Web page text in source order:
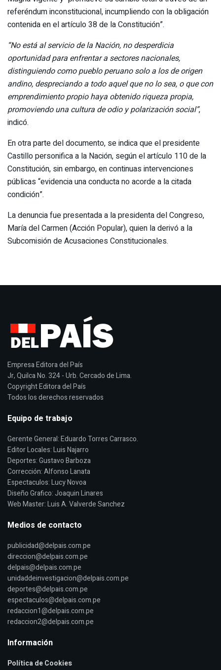
referéndum inconstitucional, incumpliendo con la obligación
contenida en el artículo 38 de la Constitución”.
“No está al servicio de la Nación, no desperdicia
oportunidad para enfrentar a sectores nacionales,
distinguiendo como pueblo peruano solo a los de origen
andino, despreciando a todo aquel que no lo sea, o que con
emprendimiento propio haya obtenido riqueza propia,
promoviendo una cultura de odio y polarización social”,
indicó.
En otra parte del documento, se indica que el presidente
Castillo personifica a la Nación, según el artículo 110 de la
Constitución, sin embargo, en continuas intervenciones
públicas “evidencia una conducta no acorde a la citada
condición”.
La denuncia fue presentada a la presidenta del Congreso,
María del Carmen (Acción Popular), quien la derivó a la
Subcomisión de Acusaciones Constitucionales.
Empresa Editora del País
Jr, Quilca No. 324 - Urb. Cercado de Lima.
Copyright Editora del País
Todos los derechos reservados
Equipo de trabajo
Gerente General: Eduardo Torres Carrasco.
Editor Locales: Luis Najarro
Deportes: Gustavo Barboza
Corrección: Alfonso Lanata
Espectaculos: Lucy Novoa
Diseño Grafico: Joaquin Linares
Web Master: Luis A. Valverde Sanchez
Medios de contacto
publicidad@delpais.com.pe
direccion@delpais.com.pe
delpais@delpais.com.pe
unidaddeinvestigacion@delpais.com.pe
deportes@delpais.com.pe
espectaculos@delpais.com.pe
redaccion1@delpais.com.pe
redaccion2@delpais.com.pe
Información
Política de Cookies